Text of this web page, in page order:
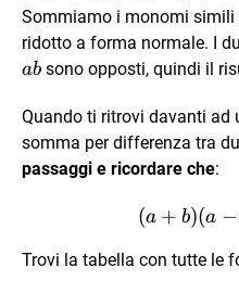
b) = \\
= a\cdot
a +
b) +
b\cdot a
+
ab +ab-
Sommiamo i monomi
ridotto a forma normale. I
ab sono opposti, quindi il
Quando ti ritrovi davanti ad
somma per differenza tra
passaggi e ricordare che:
(a + b)(a −
Trovi la tabella con tutte le